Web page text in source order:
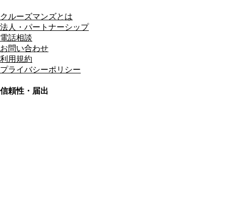
クルーズマンズとは
法人・パートナーシップ
電話相談
お問い合わせ
利用規約
プライバシーポリシー
信頼性・届出